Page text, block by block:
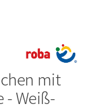
mit
- Weiß-